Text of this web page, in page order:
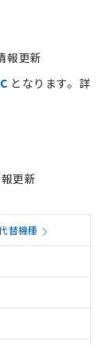
報更新
となります。詳
更新
替機種